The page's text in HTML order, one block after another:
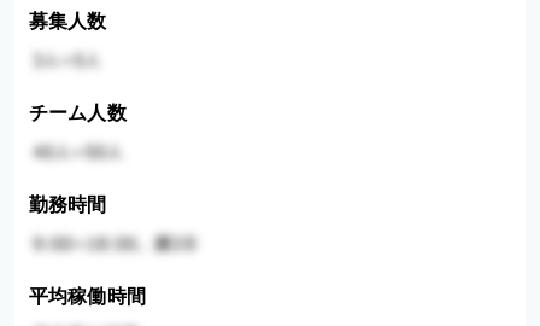
募集人数
チーム人数
勤務時間
平均稼働時間